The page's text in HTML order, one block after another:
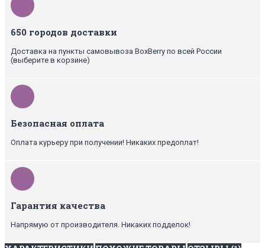
650 городов доставки
Доставка на пункты самовывоза BoxBerry по всей России
(выберите в корзине)
Безопасная оплата
Оплата курьеру при получении! Никаких предоплат!
Гарантия качества
Напрямую от производителя. Никаких подделок!